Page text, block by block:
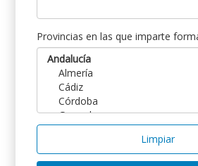
Provincias en las que imparte
Limpiar